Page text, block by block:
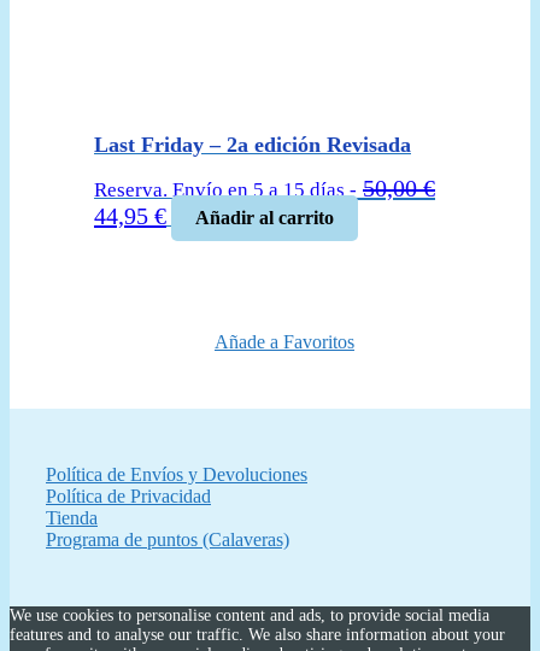
Last Friday – 2a edición Revisada
Reserva. Envío en 5 a 15 días - 50,00€
El
44,95 €El
precio
Añadir al carrito
Añade a Favoritos
Política de Envíos y Devoluciones
Política de Privacidad
Tienda
Programa de puntos (Calaveras)
We use cookies to personalise content and ads, to provide social media
features and to analyse our traffic. We also share information about your